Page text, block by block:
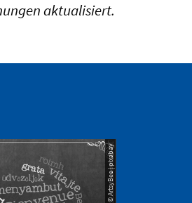
aktualisiert.
© ArtsyBee | pixabay